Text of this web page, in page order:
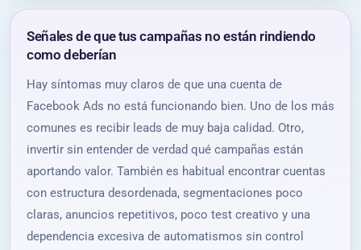
Señales de que tus campañas no están rindiendo
como deberían
Hay síntomas muy claros de que una cuenta de
Facebook Ads no está funcionando bien. Uno de los más
comunes es recibir leads de muy baja calidad. Otro,
invertir sin entender de verdad qué campañas están
aportando valor. También es habitual encontrar cuentas
con estructura desordenada, segmentaciones poco
claras, anuncios repetitivos, poco test creativo y una
dependencia excesiva de automatismos sin control